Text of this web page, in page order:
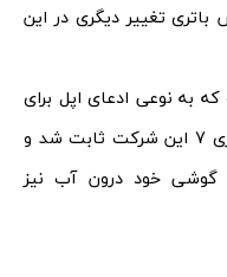
تغییر دیگری در این
به نوعی ادعای اپل برای
مقاومت و ضد آب بود گوشی های سری 7 این شرکت ثابت شد و
گوشی خود درون آب نیز